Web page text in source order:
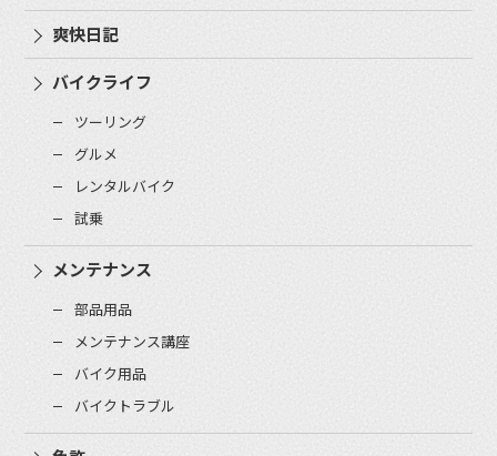
爽快日記
バイクライフ
ツーリング
グルメ
レンタルバイク
試乗
メンテナンス
部品用品
メンテナンス講座
バイク用品
バイクトラブル